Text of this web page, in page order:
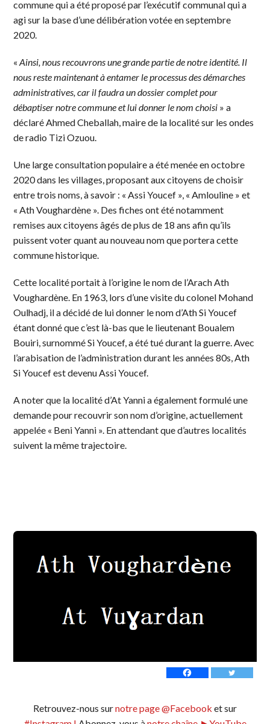
commune qui a été proposé par l’exécutif communal qui a
agi sur la base d’une délibération votée en septembre
2020.
«Ainsi, nous recouvrons une grande partie de notre identité. Il
nous reste maintenant à entamer le processus des démarches
administratives, car il faudra un dossier complet pour
débaptiser notre commune et lui donner le nom choisi » a
déclaré Ahmed Cheballah, maire de la localité sur les ondes
de radio Tizi Ozuou.
Une large consultation populaire a été menée en octobre
2020 dans les villages, proposant aux citoyens de choisir
entre trois noms, à savoir : « Assi Youcef », « Amlouline » et
« Ath Voughardène ». Des fiches ont été notamment
remises aux citoyens âgés de plus de 18 ans afin qu’ils
puissent voter quant au nouveau nom que portera cette
commune historique.
Cette localité portait à l’origine le nom de l’Arach Ath
Voughardène. En 1963, lors d’une visite du colonel Mohand
Oulhadj, il a décidé de lui donner le nom d’Ath Si Youcef
étant donné que c’est là-bas que le lieutenant Boualem
Bouiri, surnommé Si Youcef, a été tué durant la guerre. Avec
l’arabisation de l’administration durant les années 80s, Ath
Si Youcef est devenu Assi Youcef.
A noter que la localité d’At Yanni a également formulé une
demande pour recouvrir son nom d’origine, actuellement
appelée « Beni Yanni ». En attendant que d’autres localités
suivent la même trajectoire.
Retrouvez-nous surnotre page @Facebook et sur